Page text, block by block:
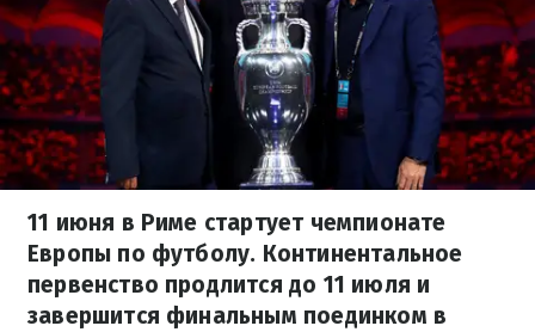
11 июня в Риме стартует чемпионате
Европы по футболу. Континентальное
первенство продлится до 11 июля и
завершится финальным поединком в